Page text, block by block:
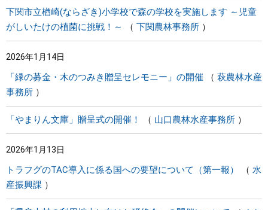
下関市立楢崎(ならざき)小学校で森の学校を実施します ～児童
がしいたけの植菌に挑戦！～
下関農林事務所
2026年1月14日
「緑の募金・木のつみき贈呈セレモニー」の開催
萩農林水産
事務所
「やまりん文庫」贈呈式の開催！ 山口農林水産事務所
2026年1月13日
トラフグのTAC導入に係る国への要望について（第一報）
水
産振興課